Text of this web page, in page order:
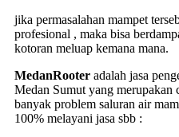
jika permasalahan mampet
profesional , maka bisa
kotoran meluap kemana mana.
MedanRooter adalah jasa
Medan Sumut yang merupakan
banyak problem saluran air
100% melayani jasa sbb :